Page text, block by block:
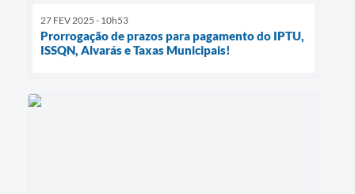
27 FEV 2025 - 10h53
Prorrogação de prazos para pagamento do IPTU,
ISSQN, Alvarás e Taxas Municipais!